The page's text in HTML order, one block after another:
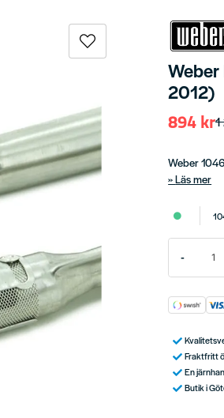
2012)
894 kr
Weber
Läs mer
-
Fraktfritt
En
Butik i